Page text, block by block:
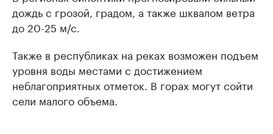
дождь с грозой, градом, а также шквалом ветра
до 20-25 м/с.
Также в республиках на реках возможен подъем
уровня воды местами с достижением
неблагоприятных отметок. В горах могут сойти
сели малого объема.